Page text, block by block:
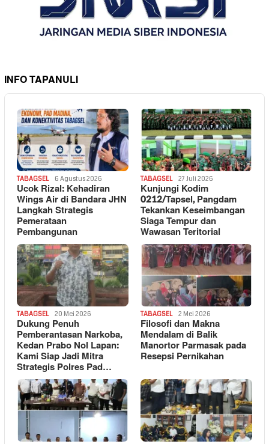
INFO TAPANULI
TABAGSEL 6 Agustus 2026
Ucok Rizal: Kehadiran
Wings Air di Bandara JHN
Langkah Strategis
Pemerataan
Pembangunan
TABAGSEL 27 Juli 2026
Kunjungi Kodim
0212/Tapsel, Pangdam
Tekankan Keseimbangan
Siaga Tempur dan
Wawasan Teritorial
TABAGSEL 20 Mei 2026
Dukung Penuh
Pemberantasan Narkoba,
Kedan Prabo Nol Lapan:
Kami Siap Jadi Mitra
Strategis Polres Pad…
TABAGSEL 2 Mei 2026
Filosofi dan Makna
Mendalam di Balik
Manortor Parmasak pada
Resepsi Pernikahan